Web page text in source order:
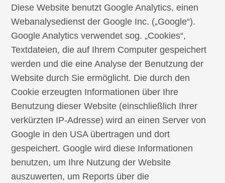
Diese Website benutzt Google Analytics, einen
Webanalysedienst der Google Inc. („Google“).
Google Analytics verwendet sog. „Cookies“,
Textdateien, die auf Ihrem Computer gespeichert
werden und die eine Analyse der Benutzung der
Website durch Sie ermöglicht. Die durch den
Cookie erzeugten Informationen über Ihre
Benutzung dieser Website (einschließlich Ihrer
verkürzten IP-Adresse) wird an einen Server von
Google in den USA übertragen und dort
gespeichert. Google wird diese Informationen
benutzen, um Ihre Nutzung der Website
auszuwerten, um Reports über die